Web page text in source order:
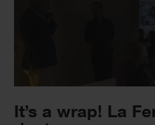
It’s a wrap! La